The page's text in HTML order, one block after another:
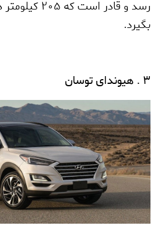
رسد و قادر
بگیرد.
3 . هیوندای توسان